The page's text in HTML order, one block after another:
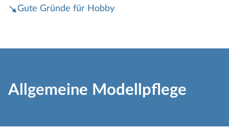
Gute Gründe für Hobby
Allgemeine Modellpflege